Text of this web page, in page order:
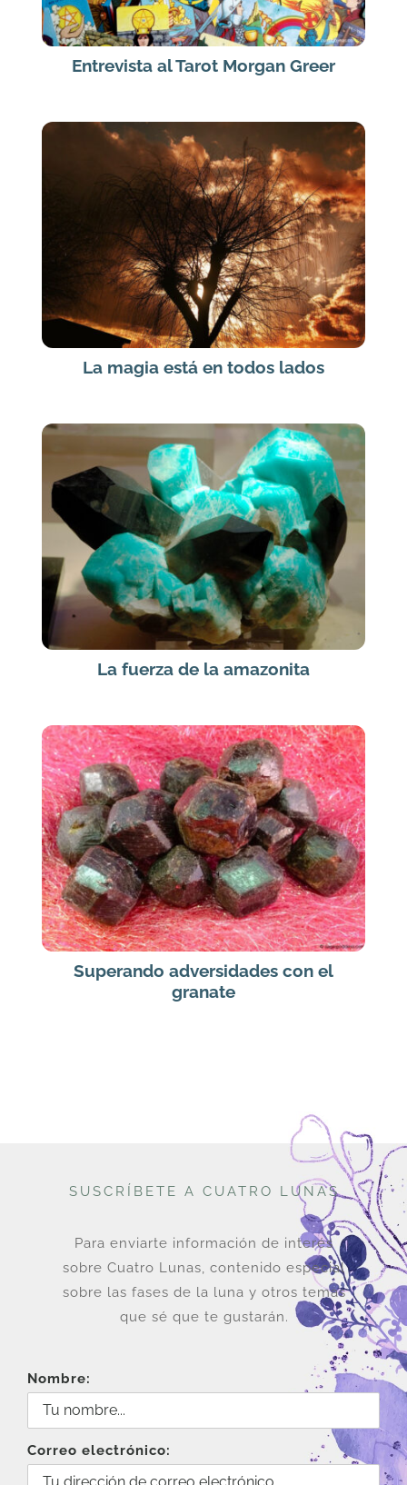
Entrevista al Tarot Morgan Greer
La magia está en todos lados
La fuerza de la amazonita
Superando adversidades con el
granate
SUSCRÍBETE A CUATRO LUNAS
Para enviarte información de interés
sobre Cuatro Lunas, contenido especial
sobre las fases de la luna y otros temas
que sé que te gustarán.
Nombre:
Correo electrónico: